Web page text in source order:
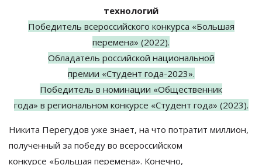
технологий
Победитель всероссийского конкурса «Большая
перемена» (2022).
Обладатель российской национальной
премии «Студент года-2023».
Победитель в номинации «Общественник
года» в региональном конкурсе «Студент года» (2023).
Никита Перегудов уже знает, на что потратит миллион,
полученный за победу во всероссийском
конкурсе «Большая перемена». Конечно,